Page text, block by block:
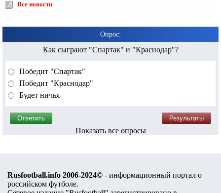
Все новости
Опрос:
Как сыграют "Спартак" и "Краснодар"?
Победит "Спартак"
Победит "Краснодар"
Будет ничья
Показать все опросы
Rusfootball.info 2006-2024© - информационный портал о
российском футболе.